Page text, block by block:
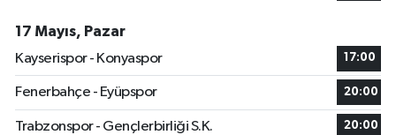
17 Mayıs, Pazar
Kayserispor - Konyaspor
17:00
Fenerbahçe - Eyüpspor 20:00
Trabzonspor - Gençlerbirliği S.K. 20:00